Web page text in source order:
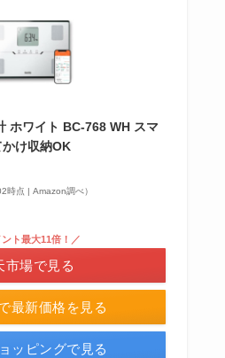
ホワイト BC-768 WH スマ
け収納OK
時点 | Amazon調べ）
最新価格を見る
ント最大11倍！／
市場で見る
ッピングで見る